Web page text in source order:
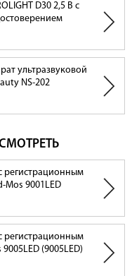
светодиодов. Имеется 5
выполняются кнопкой
подобрать
и комфортной работы.
D30 2,5 В с
ультразвуковой
NS-202
регистрационным
Mos 9001LED
регистрационным
(9005LED)